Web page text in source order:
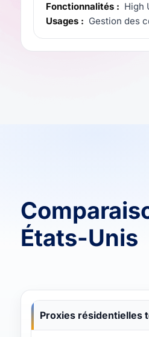
Fonctionnalités : High
Usages : Gestion des
États-Unis
Proxies résidentielles